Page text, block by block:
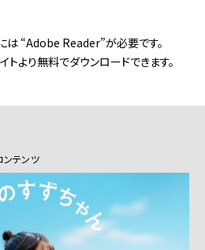
は “Adobe Reader”が必要です。
より無料でダウンロードできます。
ンテンツ